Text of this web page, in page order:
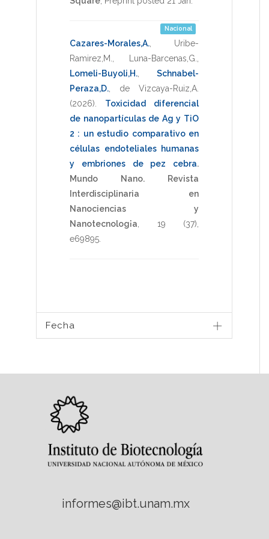
Nacional
Cazares-Morales,A.
Uribe-
Ramirez,M.
Luna-Barcenas,G.
Lomeli-Buyoli,H.
Schnabel-
Peraza,D.
de Vizcaya-Ruiz,A.
(2026)
Toxicidad diferencial
de nanopartículas de Ag y TiO
2 : un estudio comparativo en
células endoteliales humanas
y embriones de pez cebra.
Mundo Nano. Revista
Interdisciplinaria en
Nanociencias y
Nanotecnolog¡a
19 (37),
e69895
Fecha
informes@ibt.unam.mx